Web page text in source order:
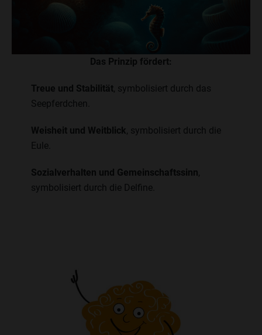
Das Prinzip fördert:
Treue und Stabilität, symbolisiert durch das
Seepferdchen.
Weisheit und Weitblick, symbolisiert durch die
Eule.
Sozialverhalten und Gemeinschaftssinn,
symbolisiert durch die Delfine.